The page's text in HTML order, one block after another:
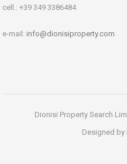
cell.: +39 349 3386484
e-mail: info@dionisiproperty.com
Dionisi Property Search
Designed by